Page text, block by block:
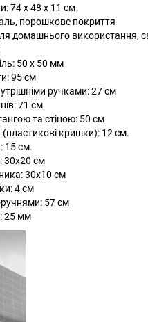
74 х 48 х 11 см
порошкове покриття
домашнього використання,
50 х 50 мм
95 см
ручками: 27 см
71 см
та стіною: 50 см
кришки): 12 см.
15 см.
30х20 см
30х10 см
4 см
57 см
25 мм